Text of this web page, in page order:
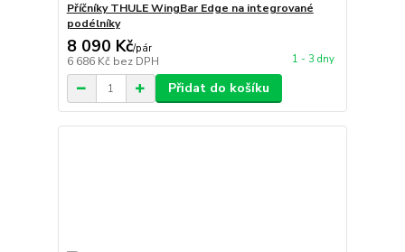
Příčníky THULE WingBar Edge na integrované
podélníky
8 090 Kč/pár
6 686 Kč bez DPH 1 - 3 dny
Přidat do košíku